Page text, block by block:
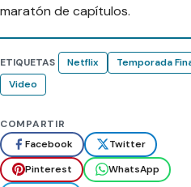
maratón de capítulos.
ETIQUETAS Netflix
Temporada
Video
COMPARTIR
Facebook
Twitter
Pinterest
WhatsApp